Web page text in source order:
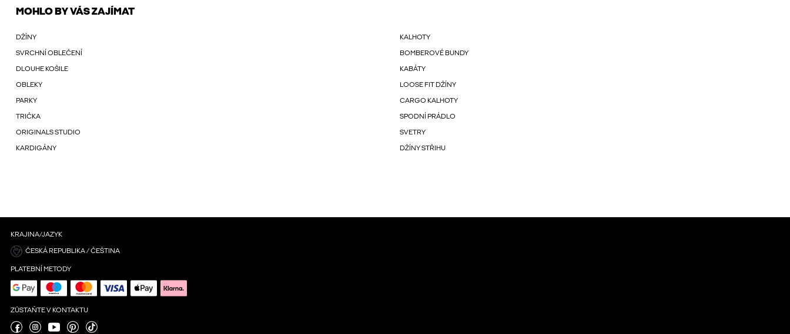
MOHLO BY VÁS ZAJÍMAT
DŽÍNY KALHOTY
SVRCHNÍ OBLEČENÍ BOMBEROVÉ BUNDY
DLOUHE KOŠILE KABÁTY
OBLEKY LOOSE FIT DŽÍNY
PARKY CARGO KALHOTY
TRIČKA SPODNÍ PRÁDLO
ORIGINALS STUDIO SVETRY
KARDIGÁNY DŽÍNY STŘIHU
KRAJINA/JAZYK
ČESKÁ REPUBLIKA / ČEŠTINA
PLATEBNÍ METODY
ZŮSTAŇTE V KONTAKTU